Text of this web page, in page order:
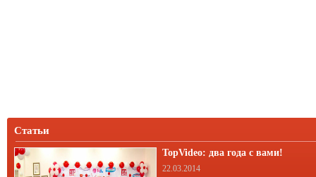
Статьи
TopVideo: два года с вами!
22.03.2014